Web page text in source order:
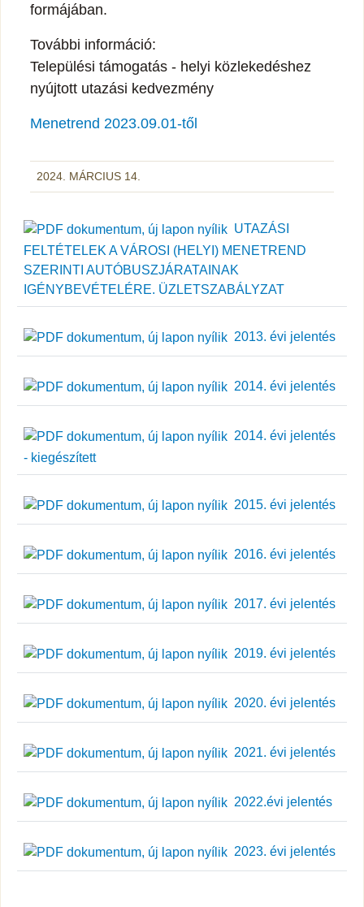
formájában.
További információ:
Települési támogatás - helyi közlekedéshez
nyújtott utazási kedvezmény
Menetrend 2023.09.01-től
2024. MÁRCIUS 14.
UTAZÁSI
FELTÉTELEK A VÁROSI (HELYI) MENETREND
SZERINTI AUTÓBUSZJÁRATAINAK
IGÉNYBEVÉTELÉRE. ÜZLETSZABÁLYZAT
2013. évi jelentés
2014. évi jelentés
2014. évi jelentés
- kiegészített
2015. évi jelentés
2016. évi jelentés
2017. évi jelentés
2019. évi jelentés
2020. évi jelentés
2021. évi jelentés
2022.évi jelentés
2023. évi jelentés